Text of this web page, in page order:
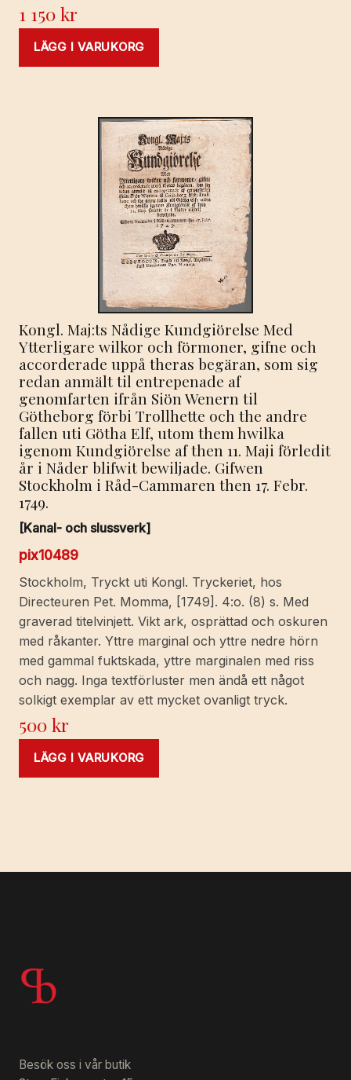
1 150kr
LÄGG I VARUKORG
Kongl. Maj:ts Nådige Kundgiörelse Med
Ytterligare wilkor och förmoner, gifne och
accorderade uppå theras begäran, som sig
redan anmält til entrepenade af
genomfarten ifrån Siön Wenern til
Götheborg förbi Trollhette och the andre
fallen uti Götha Elf, utom them hwilka
igenom Kundgiörelse af then 11. Maji förledit
år i Nåder blifwit bewiljade. Gifwen
Stockholm i Råd-Cammaren then 17. Febr.
1749.
[Kanal- och slussverk]
pix10489
Stockholm, Tryckt uti Kongl. Tryckeriet, hos
Directeuren Pet. Momma, [1749]. 4:o. (8) s. Med
graverad titelvinjett. Vikt ark, osprättad och oskuren
med råkanter. Yttre marginal och yttre nedre hörn
med gammal fuktskada, yttre marginalen med riss
och nagg. Inga textförluster men ändå ett något
solkigt exemplar av ett mycket ovanligt tryck.
500kr
LÄGG I VARUKORG
Besök oss i vår butik